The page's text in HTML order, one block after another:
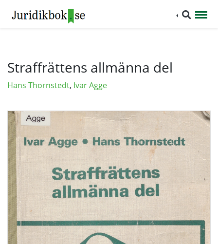
Straffrättens allmänna del
Hans Thornstedt, Ivar Agge